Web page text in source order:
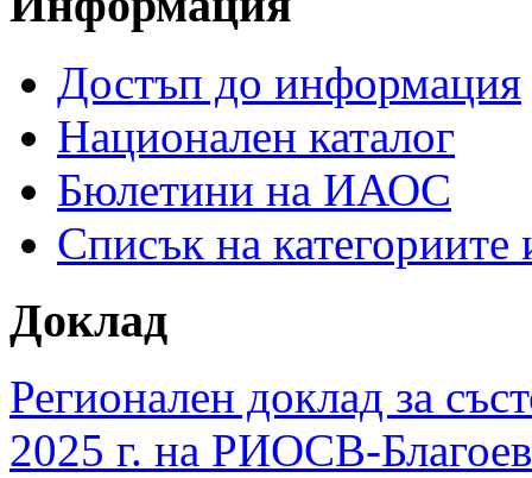
Достъп до информация
Национален каталог
Бюлетини на ИАОС
Списък на
Доклад
Регионален доклад за
2025 г. на РИОСВ-